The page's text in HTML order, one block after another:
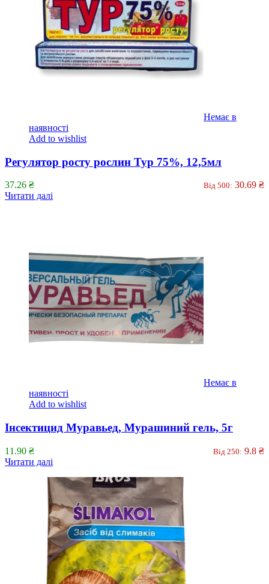
Немає в
наявності
Add to wishlist
Регулятор росту рослин Тур 75%, 12,5мл
37.26 ₴ Від 500: 30.69 ₴
Читати далі
Немає в
наявності
Add to wishlist
Інсектицид Муравьед, Мурашиний гель, 5г
11.90 ₴ Від 250: 9.8 ₴
Читати далі